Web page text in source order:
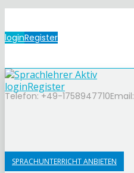
loginRegister
Telefon: +49-1758947710Email:
loginRegister
SPRACHUNTERRICHT ANBIETEN